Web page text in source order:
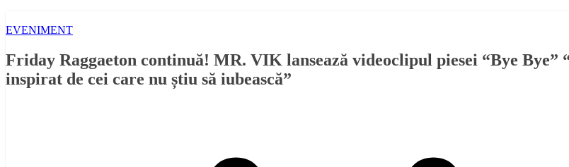
EVENIMENT
Friday Raggaeton continuă! MR. VIK lansează videoclipul piesei “Bye Bye”
inspirat de cei care nu știu să iubească”